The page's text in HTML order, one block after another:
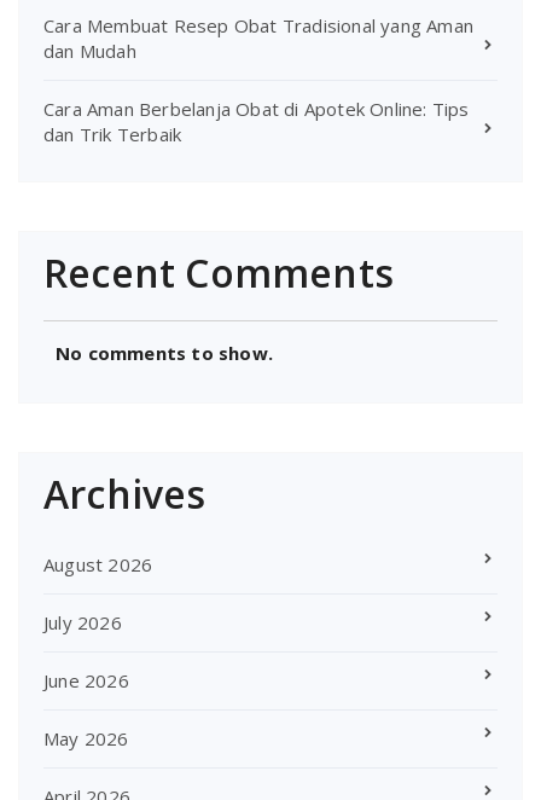
Cara Membuat Resep Obat Tradisional yang Aman
dan Mudah
Cara Aman Berbelanja Obat di Apotek Online: Tips
dan Trik Terbaik
Recent Comments
No comments to show.
Archives
August 2026
July 2026
June 2026
May 2026